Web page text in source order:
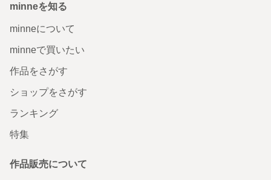
minneを知る
minneについて
minneで買いたい
作品をさがす
ショップをさがす
ランキング
特集
作品販売について